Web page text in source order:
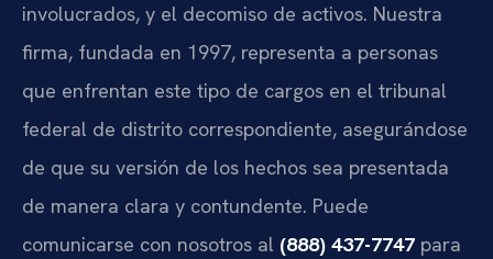
involucrados, y el decomiso de activos. Nuestra
firma, fundada en 1997, representa a personas
que enfrentan este tipo de cargos en el tribunal
federal de distrito correspondiente, asegurándose
de que su versión de los hechos sea presentada
de manera clara y contundente. Puede
comunicarse con nosotros al (888) 437-7747 para